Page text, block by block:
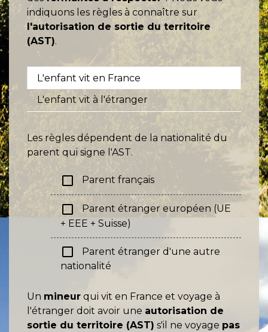
indiquons les règles à connaître sur
l'autorisation de sortie du territoire
(AST).
L'enfant vit en France
L'enfant vit à l'étranger
Les règles dépendent de la nationalité du
parent qui signe l'AST.
check_box_outline_blank Parent français
check_box_outline_blank
Parent étranger européen (UE
+ EEE + Suisse)
check_box_outline_blank
Parent étranger d'une autre
nationalité
Un mineur qui vit en France et voyage à
l'étranger doit avoir une autorisation de
sortie du territoire (AST) s'il ne voyage pas